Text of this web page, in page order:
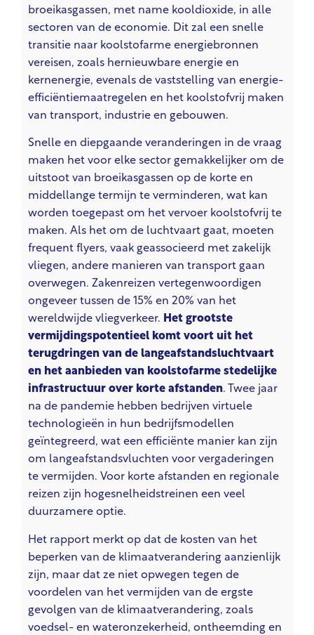
broeikasgassen, met name kooldioxide, in alle
sectoren van de economie. Dit zal een snelle
transitie naar koolstofarme energiebronnen
vereisen, zoals hernieuwbare energie en
kernenergie, evenals de vaststelling van energie-
efficiëntiemaatregelen en het koolstofvrij maken
van transport, industrie en gebouwen.
Snelle en diepgaande veranderingen in de vraag
maken het voor elke sector gemakkelijker om de
uitstoot van broeikasgassen op de korte en
middellange termijn te verminderen, wat kan
worden toegepast om het vervoer koolstofvrij te
maken. Als het om de luchtvaart gaat, moeten
frequent flyers, vaak geassocieerd met zakelijk
vliegen, andere manieren van transport gaan
overwegen. Zakenreizen vertegenwoordigen
ongeveer tussen de 15% en 20% van het
wereldwijde vliegverkeer. Het grootste
vermijdingspotentieel komt voort uit het
terugdringen van de langeafstandsluchtvaart
en het aanbieden van koolstofarme stedelijke
infrastructuur over korte afstanden. Twee jaar
na de pandemie hebben bedrijven virtuele
technologieën in hun bedrijfsmodellen
geïntegreerd, wat een efficiënte manier kan zijn
om langeafstandsvluchten voor vergaderingen
te vermijden. Voor korte afstanden en regionale
reizen zijn hogesnelheidstreinen een veel
duurzamere optie.
Het rapport merkt op dat de kosten van het
beperken van de klimaatverandering aanzienlijk
zijn, maar dat ze niet opwegen tegen de
voordelen van het vermijden van de ergste
gevolgen van de klimaatverandering, zoals
voedsel- en wateronzekerheid, ontheemding en